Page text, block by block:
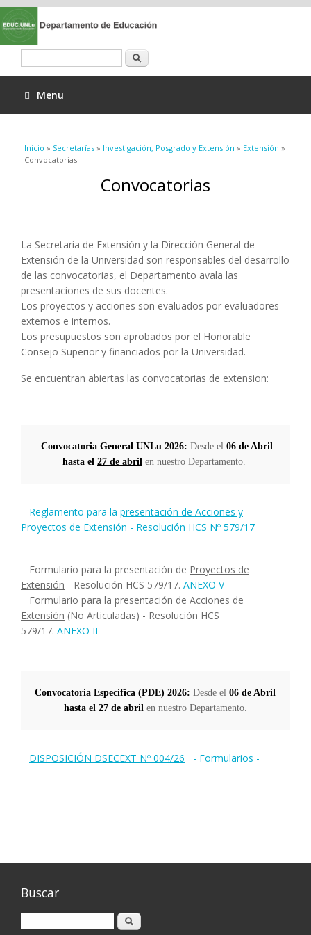
Menu
Se encuentra usted aquí
Inicio » Secretarías » Investigación, Posgrado y Extensión » Extensión »
Convocatorias
Convocatorias
La Secretaria de Extensión y la Dirección General de
Extensión de la Universidad son responsables del desarrollo
de las convocatorias, el Departamento avala las
presentaciones de sus docentes.
Los proyectos y acciones son evaluados por evaluadores
externos e internos.
Los presupuestos son aprobados por el Honorable
Consejo Superior y financiados por la Universidad.
Se encuentran abiertas las convocatorias de extension:
Convocatoria General UNLu 2026: Desde el 06 de Abril
hasta el 27 de abril en nuestro Departamento.
Reglamento para la presentación de Acciones y
Proyectos de Extensión - Resolución HCS Nº 579/17
Formulario para la presentación de Proyectos de
Extensión - Resolución HCS 579/17. ANEXO V
Formulario para la presentación de Acciones de
Extensión (No Articuladas) - Resolución HCS
579/17. ANEXO II
Convocatoria Específica (PDE) 2026: Desde el 06 de Abril
hasta el 27 de abril en nuestro Departamento.
DISPOSICIÓN DSECEXT Nº 004/26 - Formularios -
Buscar
Buscar